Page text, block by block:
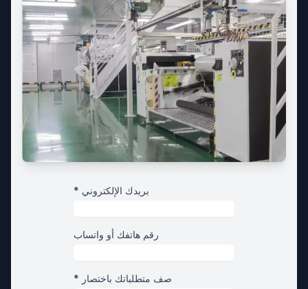
* بريدك الإلكتروني
رقم هاتفك أو واتساب
* صف متطلباتك باختصار